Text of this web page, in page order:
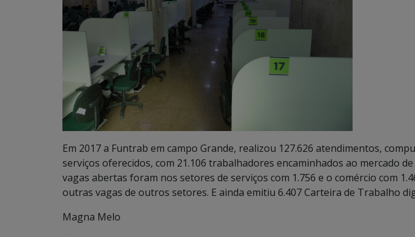
Em 2017 a Funtrab em campo Grande, realizou 127.626 atendimentos,
serviços oferecidos, com 21.106 trabalhadores encaminhados ao mercado
vagas abertas foram nos setores de serviços com 1.756 e o comércio com
outras vagas de outros setores. E ainda emitiu 6.407 Carteira de Trabalho
Magna Melo